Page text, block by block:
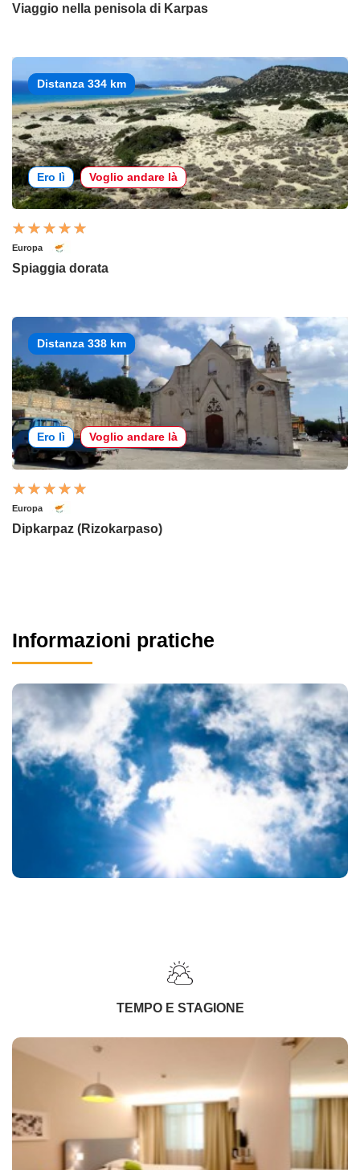
Viaggio nella penisola di Karpas
Distanza 334 km
Ero lì Voglio andare là
Europa
Spiaggia dorata
Distanza 338 km
Ero lì Voglio andare là
Europa
Dipkarpaz (Rizokarpaso)
Informazioni pratiche
TEMPO E STAGIONE